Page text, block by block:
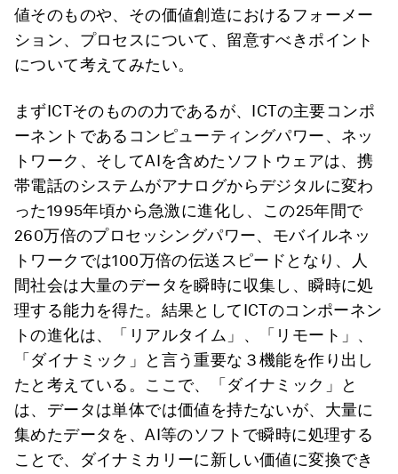
値そのものや、その価値創造におけるフォーメー
ション、プロセスについて、留意すべきポイント
について考えてみたい。
まずICTそのものの力であるが、ICTの主要コンポ
ーネントであるコンピューティングパワー、ネッ
トワーク、そしてAIを含めたソフトウェアは、携
帯電話のシステムがアナログからデジタルに変わ
った1995年頃から急激に進化し、この25年間で
260万倍のプロセッシングパワー、モバイルネッ
トワークでは100万倍の伝送スピードとなり、人
間社会は大量のデータを瞬時に収集し、瞬時に処
理する能力を得た。結果としてICTのコンポーネン
トの進化は、「リアルタイム」、「リモート」、
「ダイナミック」と言う重要な３機能を作り出し
たと考えている。ここで、「ダイナミック」と
は、データは単体では価値を持たないが、大量に
集めたデータを、AI等のソフトで瞬時に処理する
ことで、ダイナミカリーに新しい価値に変換でき